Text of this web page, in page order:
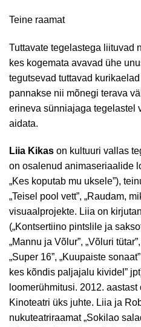
Teine raamat
Tuttavate tegelastega liituvad
kes kogemata avavad ühe
tegutsevad tuttavad
pannakse nii mõnegi terava
erineva sünniajaga tegelastel
aidata.
Liia Kikas on kultuuri vallas
on osalenud animaseriaalide
„Kes koputab mu uksele”),
„Teisel pool vett”, „Raudam,
visuaalprojekte. Liia on
(„Kontsertiino pintslile ja
„Mannu ja Võlur”, „Võluri
„Super 16”, „Kuupaiste
kes kõndis paljajalu kividel”
loomerühmitusi. 2012.
Kinoteatri üks juhte. Liia ja
nukuteatriraamat „Sokilao